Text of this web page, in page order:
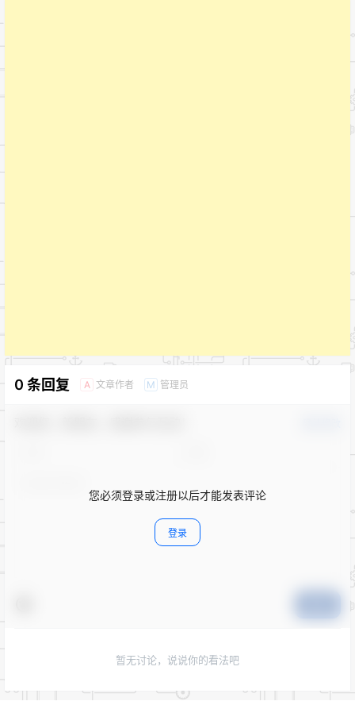
0 条回复 A 文章作者 M 管理员
您必须登录或注册以后才能发表评论
登录
暂无讨论，说说你的看法吧